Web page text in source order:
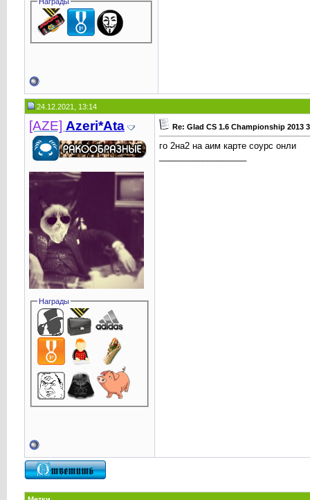
24.12.2021, 13:14
[AZE] Azeri*Ata
Награды
Re: Glad CS 1.6 Championship 2013
го 2на2 на аим карте соурс онли